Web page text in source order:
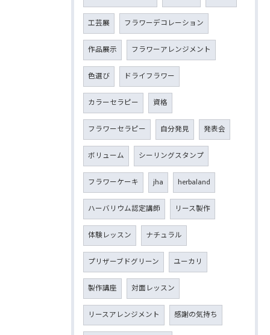
工芸展 フラワーデコレーション
作品展示 フラワーアレンジメント
色選び ドライフラワー
カラーセラピー 資格
フラワーセラピー 自分発見 発表会
ボリューム シーリングスタンプ
フラワーケーキ jha herbaland
ハーバリウム認定講師 リース製作
体験レッスン ナチュラル
プリザーブドグリーン ユーカリ
製作講座 対面レッスン
リースアレンジメント 感謝の気持ち